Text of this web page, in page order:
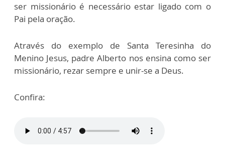
ser missionário é necessário estar ligado com o
Pai pela oração.
Através do exemplo de Santa Teresinha do
Menino Jesus, padre Alberto nos ensina como ser
missionário, rezar sempre e unir-se a Deus.
Confira: